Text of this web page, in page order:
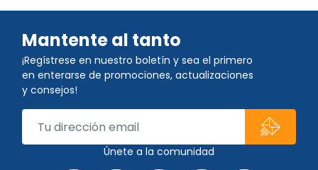
Mantente al tanto
¡Regístrese en nuestro boletín y sea el primero
en enterarse de promociones, actualizaciones
y consejos!
Únete a la comunidad